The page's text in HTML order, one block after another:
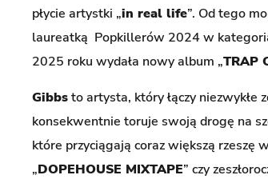
płycie artystki „in real life”. Od tego
laureatką Popkillerów 2024 w
2025 roku wydała nowy album „TRAP
Gibbsto artysta, który łączy niezwykłe
konsekwentnie toruje swoją drogę na
które przyciągają coraz większą rzeszę
„DOPEHOUSE MIXTAPE” czy